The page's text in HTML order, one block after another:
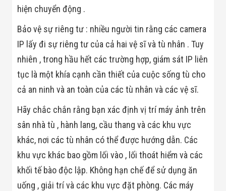
Ngành
Thiết Bị Ngành
Thực Phẩm
Matrixcope
Thiết Bị Ngành
Công Nghiệp
Thiết Bị Ngành
Giáo Dục
Thủy Sản
Giày Da, Túi
Xách
Dự Án Triển
Khai
Dự Án Ngành
Thủy Sản
Dự Án Ngành
hiện chuyển động .
Bảo vệ sự riêng tư : nhiều người tin rằng các camera
IP lấy đi sự riêng tư của cả hai vệ sĩ và tù nhân . Tuy
nhiên , trong hầu hết các trường hợp, giám sát IP liên
tục là một khía cạnh cần thiết của cuộc sống tù cho
cả an ninh và an toàn của các tù nhân và các vệ sĩ.
Hãy chắc chắn rằng bạn xác định vị trí máy ảnh trên
sân nhà tù , hành lang, cầu thang và các khu vực
khác, nơi các tù nhân có thể được hướng dẫn. Các
khu vực khác bao gồm lối vào , lối thoát hiểm và các
khối tế bào độc lập. Không hạn chế để sử dụng ăn
uống , giải trí và các khu vực đặt phòng. Các máy